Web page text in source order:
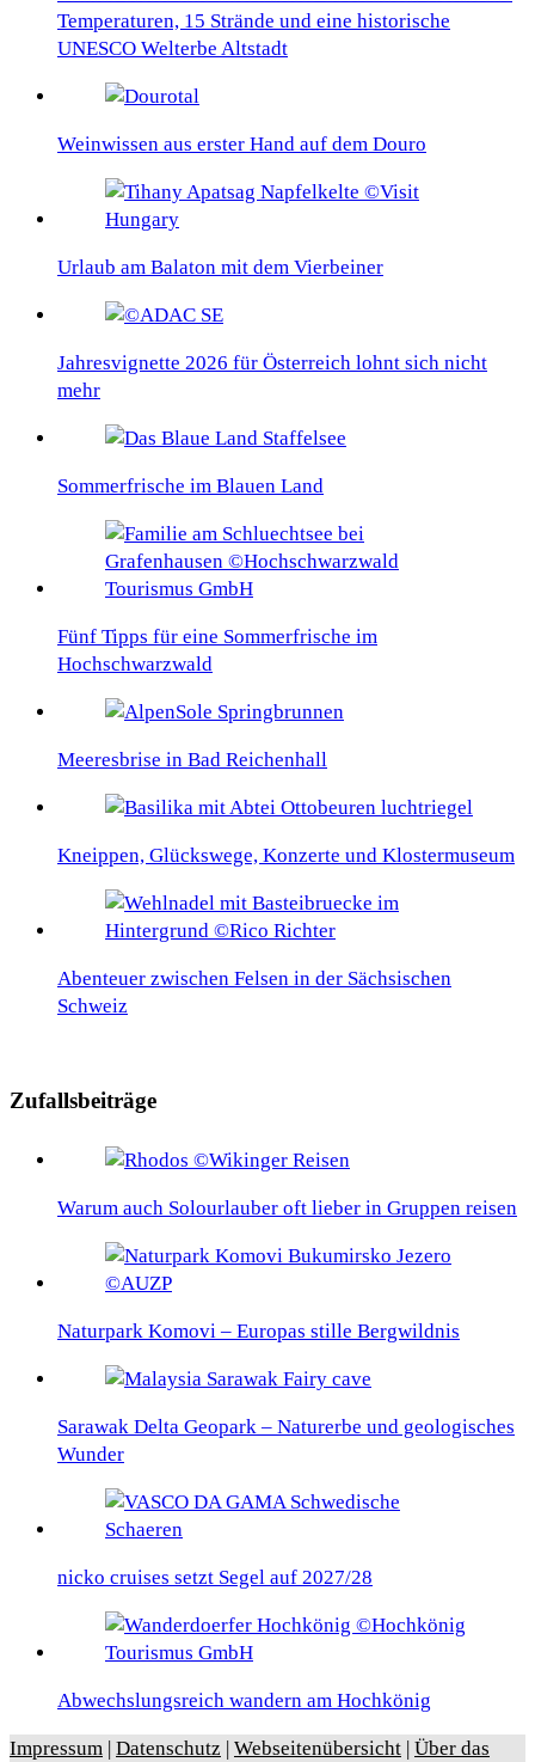
Temperaturen, 15 Strände und eine historische
UNESCO Welterbe Altstadt
Weinwissen aus erster Hand auf dem Douro
Urlaub am Balaton mit dem Vierbeiner
Jahresvignette 2026 für Österreich lohnt sich nicht
mehr
Sommerfrische im Blauen Land
Fünf Tipps für eine Sommerfrische im
Hochschwarzwald
Meeresbrise in Bad Reichenhall
Kneippen, Glückswege, Konzerte und Klostermuseum
Abenteuer zwischen Felsen in der Sächsischen
Schweiz
Zufallsbeiträge
Warum auch Solourlauber oft lieber in Gruppen reisen
Naturpark Komovi – Europas stille Bergwildnis
Sarawak Delta Geopark – Naturerbe und geologisches
Wunder
nicko cruises setzt Segel auf 2027/28
Abwechslungsreich wandern am Hochkönig
Impressum Datenschutz Webseitenübersicht Über das